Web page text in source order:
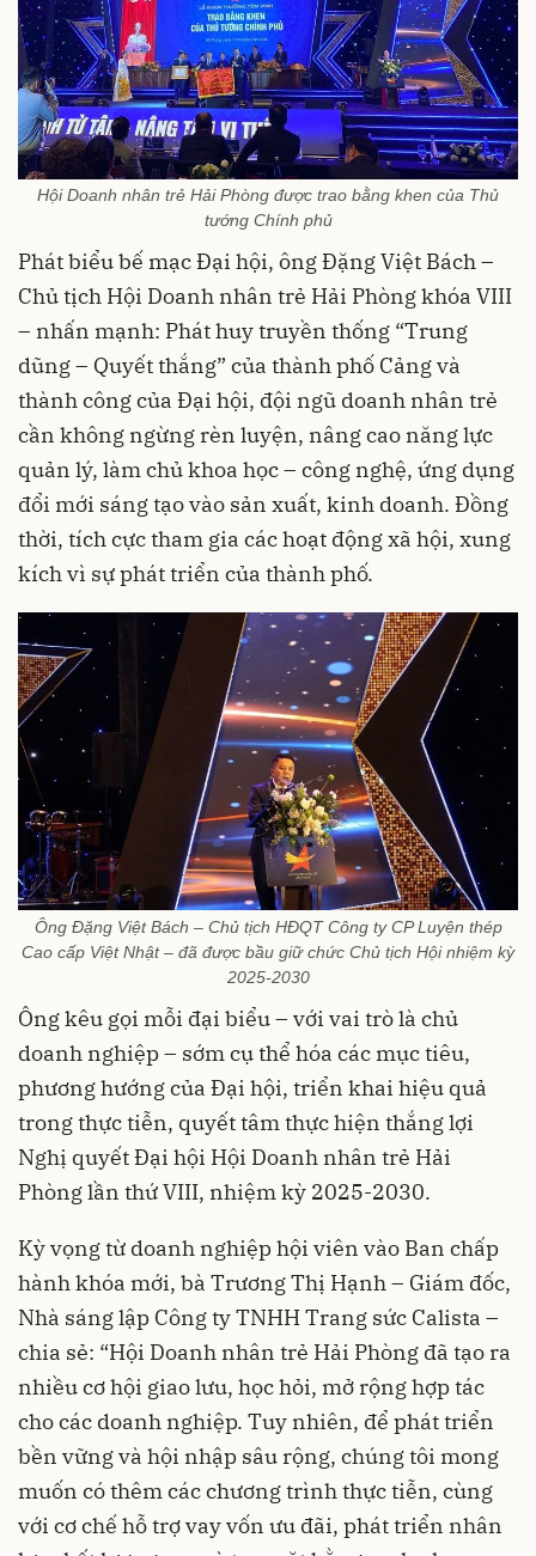
Hội Doanh nhân trẻ Hải Phòng được trao bằng khen của Thủ
tướng Chính phủ
Phát biểu bế mạc Đại hội, ông Đặng Việt Bách –
Chủ tịch Hội Doanh nhân trẻ Hải Phòng khóa VIII
– nhấn mạnh: Phát huy truyền thống “Trung
dũng – Quyết thắng” của thành phố Cảng và
thành công của Đại hội, đội ngũ doanh nhân trẻ
cần không ngừng rèn luyện, nâng cao năng lực
quản lý, làm chủ khoa học – công nghệ, ứng dụng
đổi mới sáng tạo vào sản xuất, kinh doanh. Đồng
thời, tích cực tham gia các hoạt động xã hội, xung
kích vì sự phát triển của thành phố.
Ông Đặng Việt Bách – Chủ tịch HĐQT Công ty CP Luyện thép
Cao cấp Việt Nhật – đã được bầu giữ chức Chủ tịch Hội nhiệm kỳ
2025-2030
Ông kêu gọi mỗi đại biểu – với vai trò là chủ
doanh nghiệp – sớm cụ thể hóa các mục tiêu,
phương hướng của Đại hội, triển khai hiệu quả
trong thực tiễn, quyết tâm thực hiện thắng lợi
Nghị quyết Đại hội Hội Doanh nhân trẻ Hải
Phòng lần thứ VIII, nhiệm kỳ 2025-2030.
Kỳ vọng từ doanh nghiệp hội viên vào Ban chấp
hành khóa mới, bà Trương Thị Hạnh – Giám đốc,
Nhà sáng lập Công ty TNHH Trang sức Calista –
chia sẻ: “Hội Doanh nhân trẻ Hải Phòng đã tạo ra
nhiều cơ hội giao lưu, học hỏi, mở rộng hợp tác
cho các doanh nghiệp. Tuy nhiên, để phát triển
bền vững và hội nhập sâu rộng, chúng tôi mong
muốn có thêm các chương trình thực tiễn, cùng
với cơ chế hỗ trợ vay vốn ưu đãi, phát triển nhân